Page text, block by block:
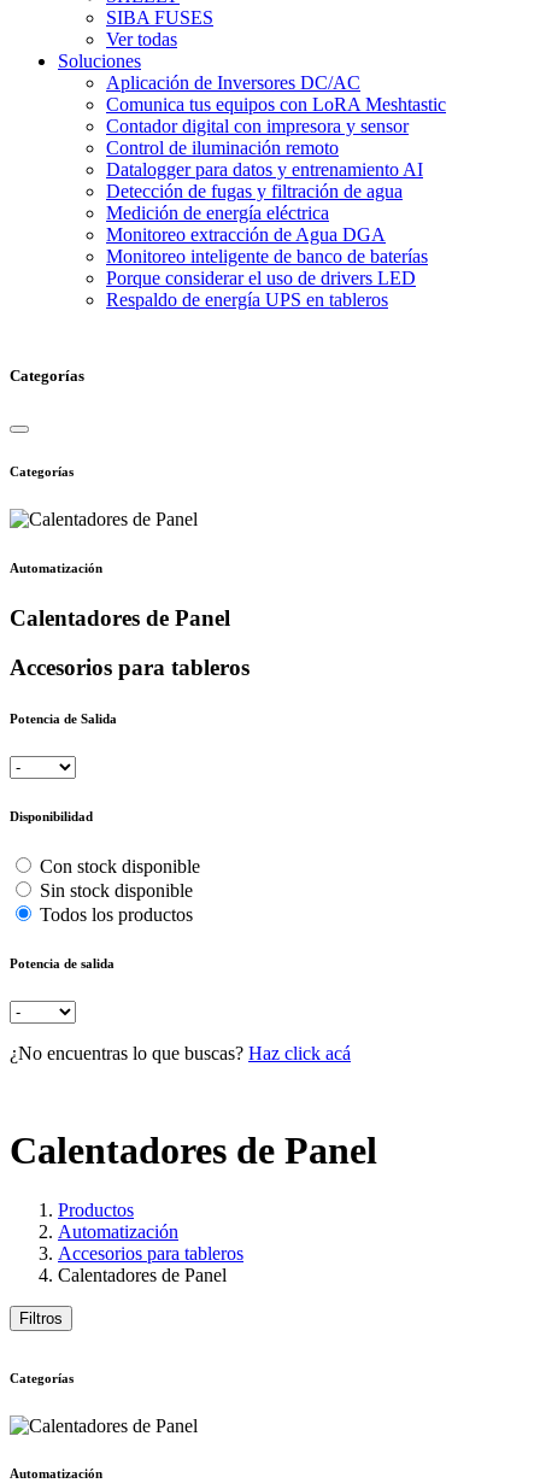
SIBA FUSES
Ver todas
Soluciones
Aplicación de Inversores DC/AC
Comunica tus equipos con LoRA Meshtastic
Contador digital con impresora y sensor
Control de iluminación remoto
Datalogger para datos y entrenamiento AI
Detección de fugas y filtración de agua
Medición de energía eléctrica
Monitoreo extracción de Agua DGA
Monitoreo inteligente de banco de baterías
Porque considerar el uso de drivers LED
Respaldo de energía UPS en tableros
Categorías
Categorías
Automatización
Calentadores de Panel
Accesorios para tableros
Potencia de Salida
Disponibilidad
Con stock disponible
Sin stock disponible
Todos los productos
Potencia de salida
¿No encuentras lo que buscas? Haz click acá
Calentadores de Panel
Productos
Automatización
Accesorios para tableros
Calentadores de Panel
Filtros
Categorías
Automatización